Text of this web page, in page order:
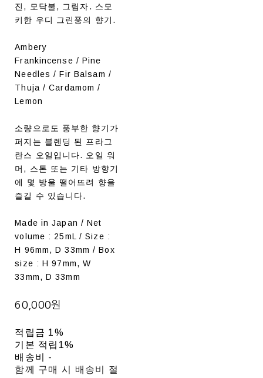
진, 모닥불, 그림자. 스모
키한 우디 그린풍의 향기.
Ambery
Frankincense / Pine
Needles / Fir Balsam /
Thuja / Cardamom /
Lemon
소량으로도 풍부한 향기가
퍼지는 블렌딩 된 프라그
란스 오일입니다. 오일 워
머, 스톤 또는 기타 방향기
에 몇 방울 떨어뜨려 향을
즐길 수 있습니다.
Made in Japan / Net
volume : 25mL / Size :
H 96mm, D 33mm / Box
size : H 97mm, W
33mm, D 33mm
60,000원
적립금 1%
기본 적립 1%
배송비 -
함께 구매 시 배송비 절